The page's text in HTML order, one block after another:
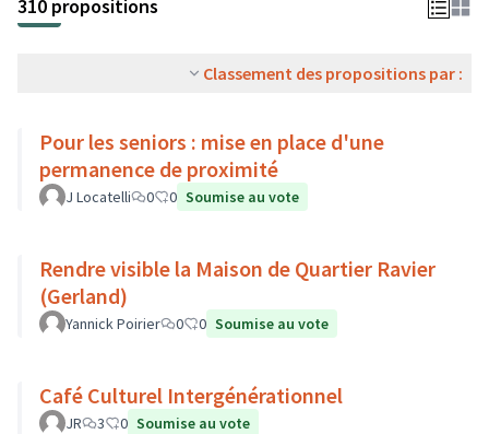
310 propositions
Classement des propositions par :
Pour les seniors : mise en place d'une
permanence de proximité
J Locatelli 0 0 Soumise au vote
Rendre visible la Maison de Quartier Ravier
(Gerland)
Yannick Poirier 0 0 Soumise au vote
Café Culturel Intergénérationnel
JR 3 0 Soumise au vote